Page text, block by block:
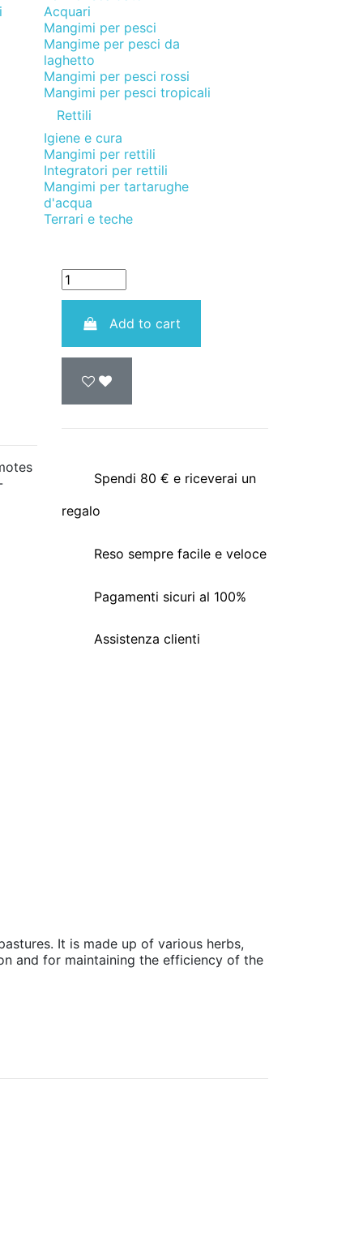
Acquari
Mangimi per pesci
Mangime per pesci da
laghetto
Mangimi per pesci rossi
Mangimi per pesci tropicali
Rettili
Igiene e cura
Mangimi per rettili
Integratori per rettili
Mangimi per tartarughe
d'acqua
Terrari e teche
Quantità
Add to cart
Spendi 80 € e riceverai un
regalo
Reso sempre facile e veloce
Pagamenti sicuri al 100%
Assistenza clienti
It is made up of various herbs,
and for maintaining the efficiency of the